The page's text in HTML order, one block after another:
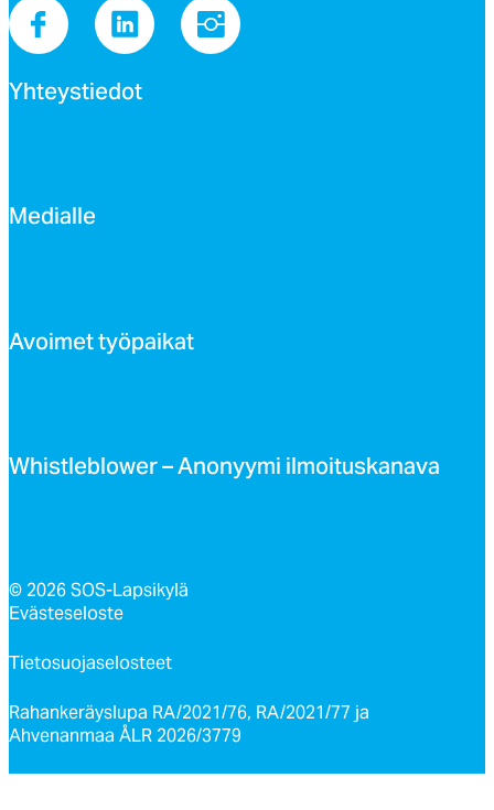
Yh­teys­tie­dot
Me­dial­le
Avoi­met työ­pai­kat
Whist­leb­lo­wer – Ano­nyy­mi il­moi­tus­ka­na­va
© 2026 SOS-Lapsikylä
Evästeseloste
Tietosuojaselosteet
Rahankeräyslupa RA/2021/76, RA/2021/77 ja
Ahvenanmaa ÅLR 2026/3779